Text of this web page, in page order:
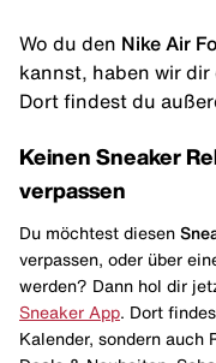
Wo du den Nike Air
kannst, haben wir dir
Dort findest du
Keinen Sneaker
verpassen
Du möchtest diesen
verpassen, oder über
werden? Dann hol dir
Sneaker App . Dort
Kalender, sondern auch